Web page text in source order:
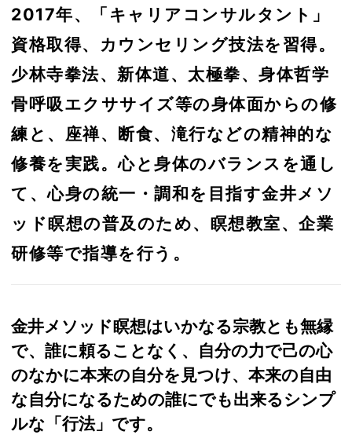
2017年、「キャリアコンサルタント」
資格取得、カウンセリング技法を習得。
少林寺拳法、新体道、太極拳、身体哲学
骨呼吸エクササイズ等の身体面からの修
練と、座禅、断食、滝行などの精神的な
修養を実践。心と身体のバランスを通し
て、心身の統一・調和を目指す金井メソ
ッド瞑想の普及のため、瞑想教室、企業
研修等で指導を行う。
金井メソッド瞑想はいかなる宗教とも無縁
で、誰に頼ることなく、自分の力で己の心
のなかに本来の自分を見つけ、本来の自由
な自分になるための誰にでも出来るシンプ
ルな「行法」です。